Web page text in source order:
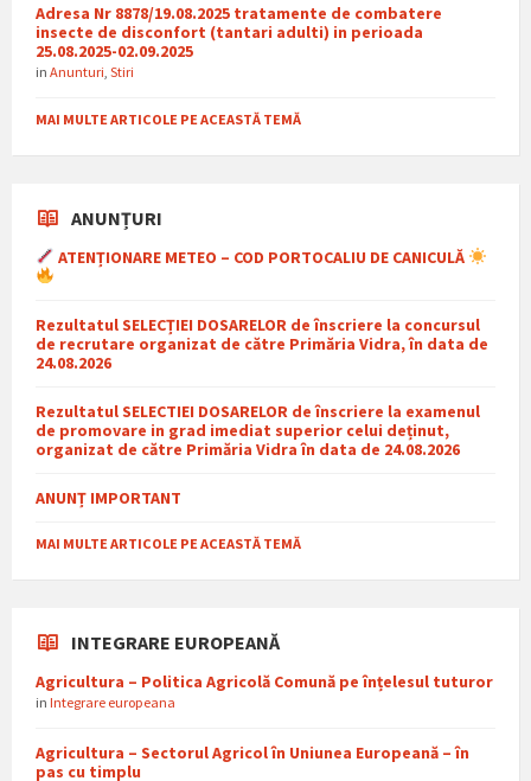
Adresa Nr 8878/19.08.2025 tratamente de combatere
insecte de disconfort (tantari adulti) in perioada
25.08.2025-02.09.2025
in Anunturi Stiri
MAI MULTE ARTICOLE PE ACEASTĂ TEMĂ
ANUNȚURI
ATENȚIONARE METEO – COD PORTOCALIU DE CANICULĂ
Rezultatul SELECȚIEI DOSARELOR de înscriere la concursul
de recrutare organizat de către Primăria Vidra, în data de
24.08.2026
Rezultatul SELECTIEI DOSARELOR de înscriere la examenul
de promovare in grad imediat superior celui deținut,
organizat de către Primăria Vidra în data de 24.08.2026
ANUNȚ IMPORTANT
MAI MULTE ARTICOLE PE ACEASTĂ TEMĂ
INTEGRARE EUROPEANĂ
Agricultura – Politica Agricolă Comună pe înțelesul tuturor
in Integrare europeana
Agricultura – Sectorul Agricol în Uniunea Europeană – în
pas cu timplu